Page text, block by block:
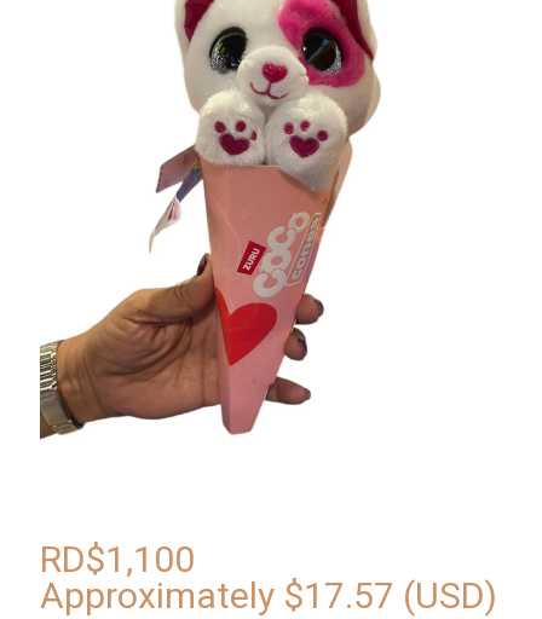
RD$1,100
Approximately $17.57 (USD)